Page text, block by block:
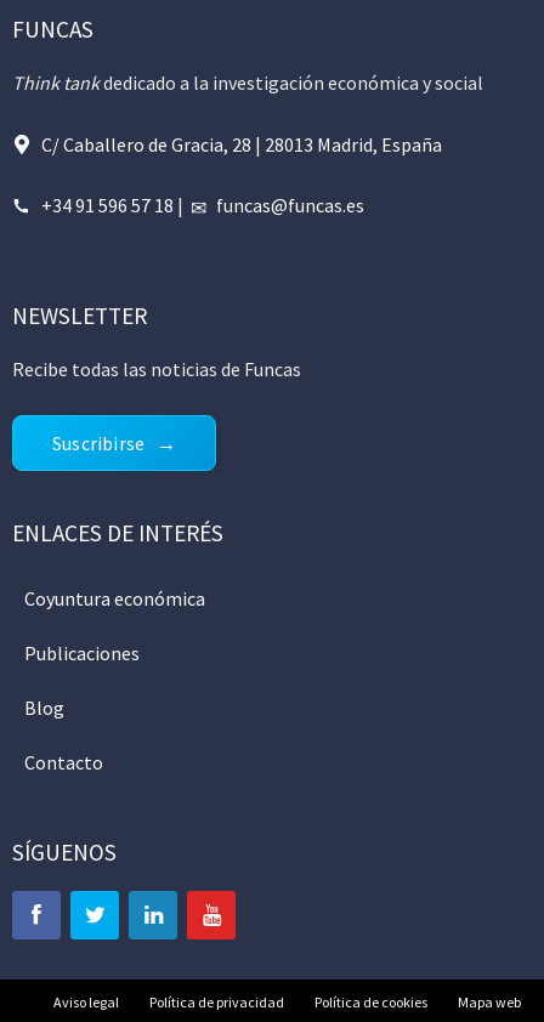
FUNCAS
Think tankdedicado a la investigación económica y social
C/ Caballero de Gracia, 28 | 28013 Madrid, España
+34 91 596 57 18 | funcas@funcas.es
NEWSLETTER
Recibe todas las noticias de Funcas
Suscribirse
ENLACES DE INTERÉS
Coyuntura económica
Publicaciones
Blog
Contacto
SÍGUENOS
Aviso legal Política de privacidad Política de cookies Mapa web